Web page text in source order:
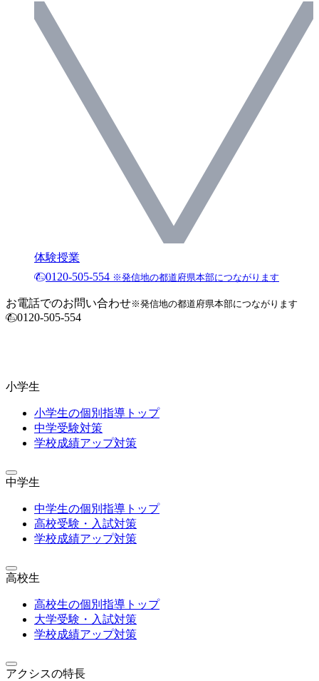
体験授業
0120-505-554 ※発信地の都道府県本部につながります
お電話でのお問い合わせ※発信地の都道府県本部につながります
0120-505-554
小学生
小学生の個別指導トップ
中学受験対策
学校成績アップ対策
中学生
中学生の個別指導トップ
高校受験・入試対策
学校成績アップ対策
高校生
高校生の個別指導トップ
大学受験・入試対策
学校成績アップ対策
アクシスの特長